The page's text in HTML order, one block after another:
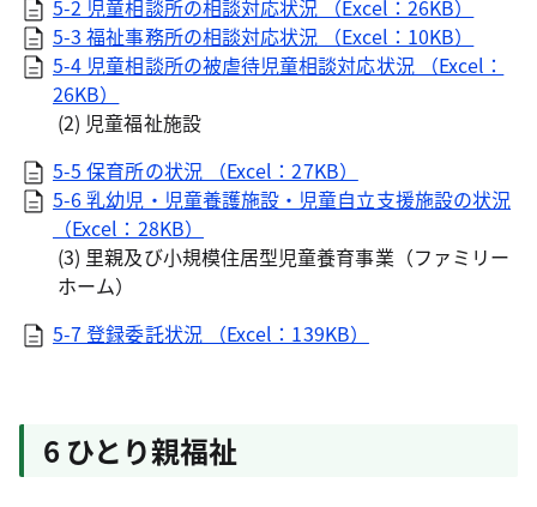
5-2 児童相談所の相談対応状況 （Excel：26KB）
5-3 福祉事務所の相談対応状況 （Excel：10KB）
5-4 児童相談所の被虐待児童相談対応状況 （Excel：
26KB）
(2) 児童福祉施設
5-5 保育所の状況 （Excel：27KB）
5-6 乳幼児・児童養護施設・児童自立支援施設の状況
（Excel：28KB）
(3) 里親及び小規模住居型児童養育事業（ファミリー
ホーム）
5-7 登録委託状況 （Excel：139KB）
6 ひとり親福祉